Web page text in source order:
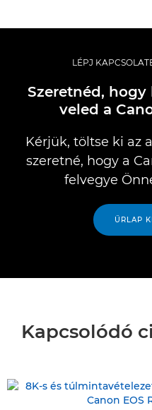
LÉPJ
Szeretnéd,
veled a
Kérjük, töltse ki az
szeretné, hogy a
felvegye
ŰRLAP
Kapcsolódó